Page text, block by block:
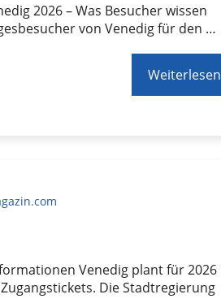
2026 – Was Besucher wissen
von Venedig für den …
Weiterlesen
Venedig plant für 2026
Die Stadtregierung